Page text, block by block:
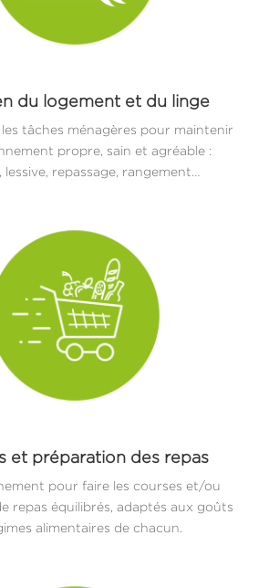
du logement et du linge
tâches ménagères pour maintenir
propre, sain et agréable :
lessive, repassage, rangement…
et préparation des repas
pour faire les courses et/ou
repas équilibrés, adaptés aux goûts
alimentaires de chacun.